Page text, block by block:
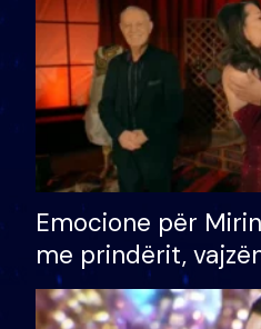
Emocione për
me prindërit,
bashkëshorten:
divorci apo jo?